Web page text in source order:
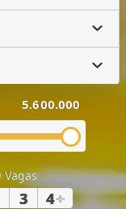
5.600.000
Vagas
3 4+